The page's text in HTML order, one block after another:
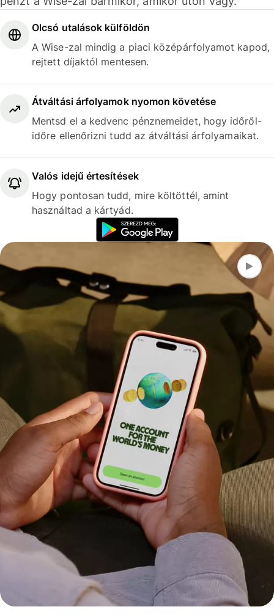
Olcsó utalások külföldön
A Wise-zal mindig a piaci középárfolyamot kapod,
rejtett díjaktól mentesen.
Átváltási árfolyamok nyomon követése
Mentsd el a kedvenc pénznemeidet, hogy időről-
időre ellenőrizni tudd az átváltási árfolyamaikat.
Valós idejű értesítések
Hogy pontosan tudd, mire költöttél, amint
használtad a kártyád.